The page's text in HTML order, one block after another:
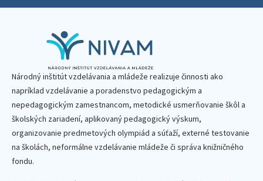
Národný inštitút vzdelávania a mládeže realizuje činnosti ako
napríklad vzdelávanie a poradenstvo pedagogickým a
nepedagogickým zamestnancom, metodické usmerňovanie škôl a
školských zariadení, aplikovaný pedagogický výskum,
organizovanie predmetových olympiád a súťaží, externé testovanie
na školách, neformálne vzdelávanie mládeže či správa knižničného
fondu.